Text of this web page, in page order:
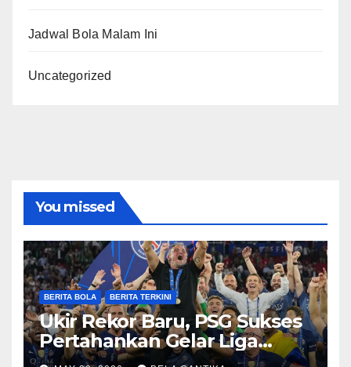
Jadwal Bola Malam Ini
Uncategorized
You missed
BERITA BOLA BERITA TERKINI
Ukir Rekor Baru, PSG Sukses
Pertahankan Gelar Liga
Champions